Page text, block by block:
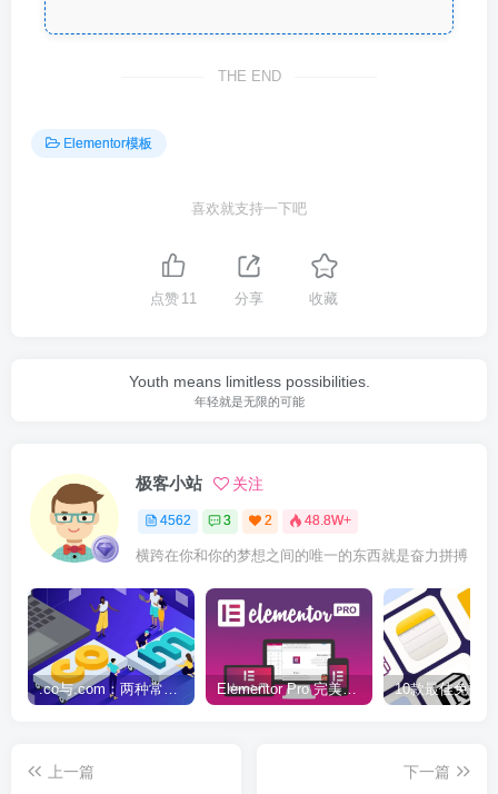
THE END
Elementor模板
喜欢就支持一下吧
点赞 11 分享 收藏
Youth means limitless possibilities.
年轻就是无限的可能
极客小站 关注
4562 3 2 48.8W+
横跨在你和你的梦想之间的唯一的东西就是奋力拼搏
.co与.com：两种常用域名后缀名完全指南 Elementor Pro 完美汉化中文版（含全套模板）|可视化编辑页面自定义设计WordPress插件
上一篇
下一篇